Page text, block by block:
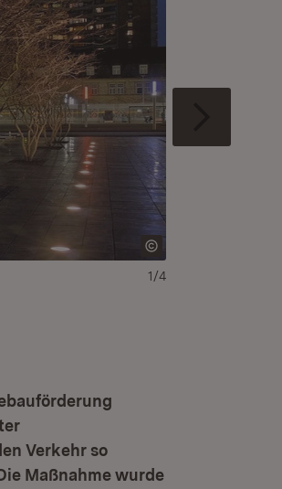
1/4
Verkehr so
Maßnahme wurde